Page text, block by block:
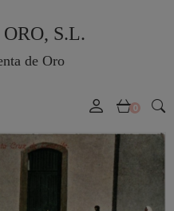
S.L.
de Oro
0